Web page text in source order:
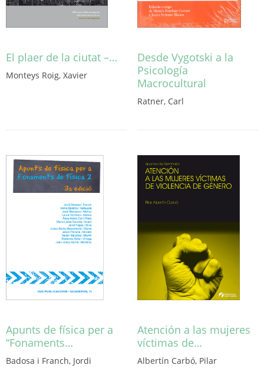
El plaer de la ciutat –…
Monteys Roig, Xavier
Les
opcions
es
poden
producte
Desde Vygotski a la
Psicología
Macrocultural
Ratner, Carl
Apunts de física per a
“Fonaments…
Badosa i Franch, Jordi
Atención a las mujeres
víctimas de…
Albertín Carbó, Pilar